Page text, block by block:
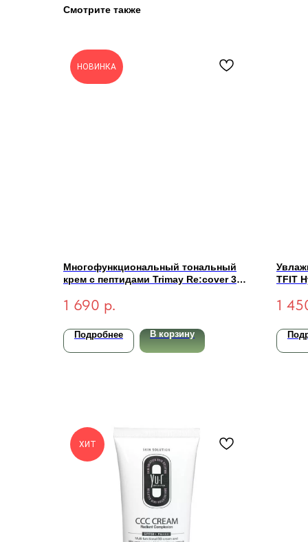
Смотрите также
НОВИНКА
Многофункциональный тональный
крем с пептидами Trimay Re:cover 3-
Light 30мл
1 690 р.
Подробнее В корзину
TFIT
1
ХИТ